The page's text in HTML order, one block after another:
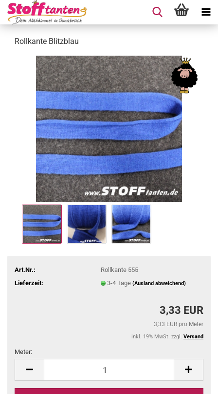
Rollkante Blitzblau
Art.Nr.:
Rollkante 555
Lieferzeit:
3-4 Tage (Ausland abweichend)
3,33 EUR
3,33 EUR pro Meter
inkl. 19% MwSt. zzgl. Versand
Meter: